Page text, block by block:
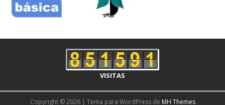
VISITAS
Copyright © 2026 | Tema para WordPress de MH Themes